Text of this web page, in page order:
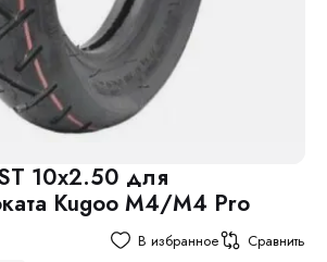
10x2.50 для
Kugoo M4/M4 Pro
В избранное Сравнить